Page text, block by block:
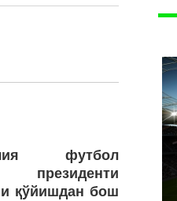
футбол
президенти
қўйишдан бош